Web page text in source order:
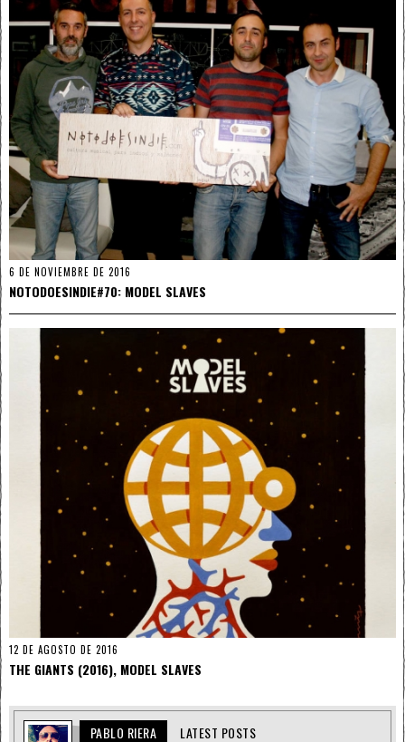
6 DE NOVIEMBRE DE 2016
NOTODOESINDIE#70: MODEL SLAVES
12 DE AGOSTO DE 2016
THE GIANTS (2016), MODEL SLAVES
PABLO RIERA LATEST POSTS